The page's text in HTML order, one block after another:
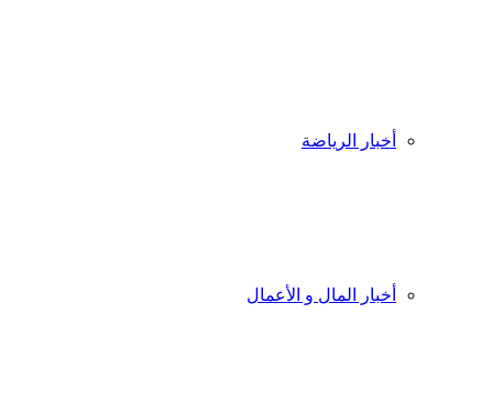
أخبار الرياضة
أخبار المال و الأعمال